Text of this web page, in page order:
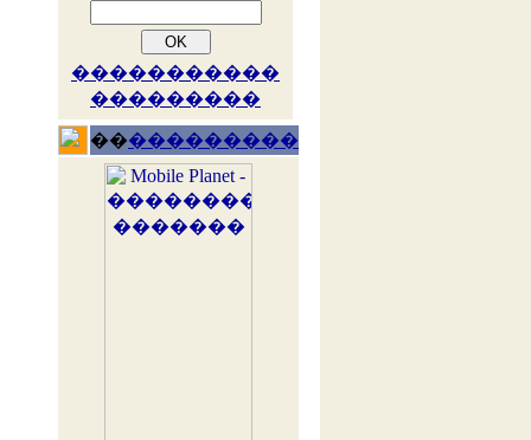
�����������
���������
�����������